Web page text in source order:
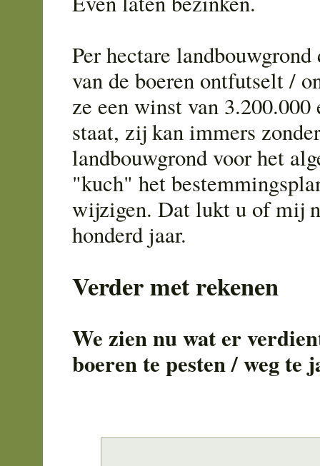
Per hectare
van de boeren ontfutselt /
ze een winst van
staat, zij kan immers
landbouwgrond voor het
"kuch" het
wijzigen. Dat lukt u of mij
honderd jaar.
Verder met rekenen
We zien nu wat er
boeren te pesten / weg te